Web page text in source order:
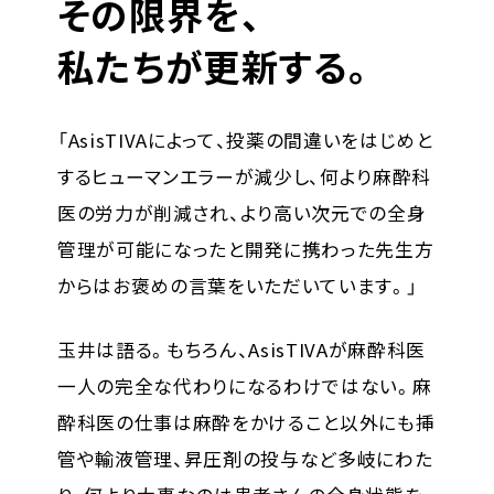
その限界を、
私たちが更新する。
「AsisTIVAによって、投薬の間違いをはじめと
するヒューマンエラーが減少し、何より麻酔科
医の労力が削減され、より高い次元での全身
管理が可能になったと開発に携わった先生方
からはお褒めの言葉をいただいています。」
玉井は語る。もちろん、AsisTIVAが麻酔科医
一人の完全な代わりになるわけではない。麻
酔科医の仕事は麻酔をかけること以外にも挿
管や輸液管理、昇圧剤の投与など多岐にわた